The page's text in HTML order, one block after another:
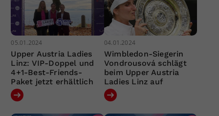
05.01.2024
Upper Austria Ladies
Linz: VIP-Doppel und
4+1-Best-Friends-
Paket jetzt erhältlich
04.01.2024
Wimbledon-Siegerin
Vondrousová schlägt
beim Upper Austria
Ladies Linz auf